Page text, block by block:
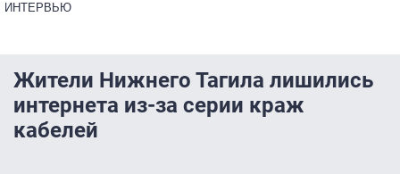
ИНТЕРВЬЮ
Жители Нижнего Тагила лишились
интернета из-за серии краж
кабелей